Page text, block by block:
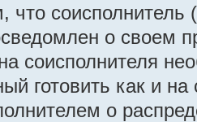
что соисполнитель
о своем
соисполнителя
готовить как и
о